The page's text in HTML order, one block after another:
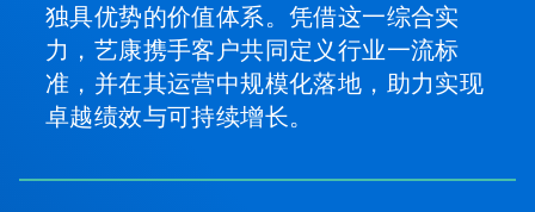
独具优势的价值体系。凭借这一综合实
力，艺康携手客户共同定义行业一流标
准，并在其运营中规模化落地，助力实现
卓越绩效与可持续增长。